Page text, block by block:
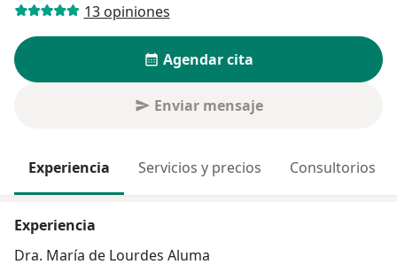
13 opiniones
Agendar cita
Enviar mensaje
Experiencia Servicios y precios Consultorios
Experiencia
Dra. María de Lourdes Aluma